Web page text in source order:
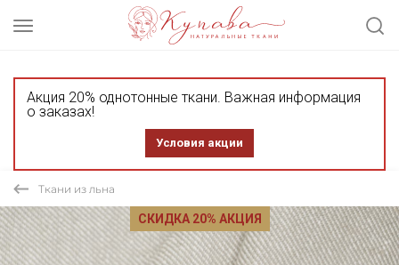
Акция 20% однотонные ткани. Важная информация
о заказах!
Условия акции
Ткани из льна
СКИДКА 20% АКЦИЯ